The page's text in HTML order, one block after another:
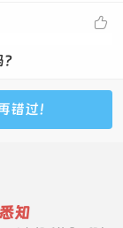

过！
知